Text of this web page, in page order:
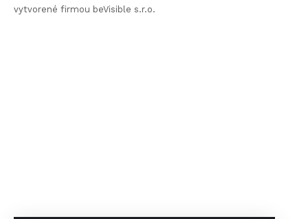
vytvorené firmou beVisible s.r.o.